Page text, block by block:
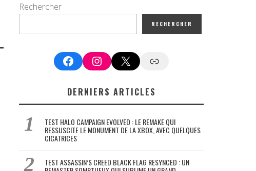
Rechercher
RECHERCHER
FacebookInstagram
X Google News
DERNIERS ARTICLES
TEST HALO CAMPAIGN EVOLVED : LE REMAKE QUI
RESSUSCITE LE MONUMENT DE LA XBOX, AVEC QUELQUES
CICATRICES
TEST ASSASSIN’S CREED BLACK FLAG RESYNCED : UN